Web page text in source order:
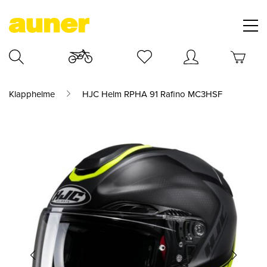
Klapphelme HJC Helm RPHA 91 Rafino MC3HSF